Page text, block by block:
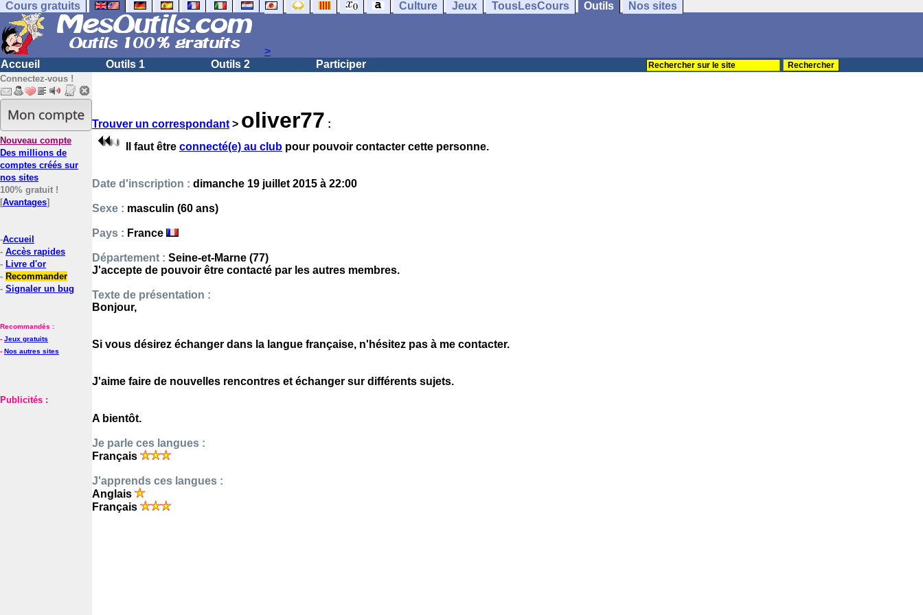
Cours gratuits Culture Jeux TousLesCours Outils Nos sites
>
Accueil
Outils 1 Outils 2 Participer
Connectez-vous !
Nouveau compte
Des millions de
comptes créés sur
nos sites
100% gratuit !
[Avantages]
-Accueil
- Accès rapides
- Livre d'or
- Recommander
- Signaler un bug
Recommandés :
- Jeux gratuits
- Nos autres sites
Publicités :
Trouver un correspondant > oliver77 :
Il faut être connecté(e) au club pour pouvoir contacter cette personne.
Date d'inscription : dimanche 19 juillet 2015 à 22:00
Sexe : masculin (60 ans)
Pays : France
Département : Seine-et-Marne (77)
J'accepte de pouvoir être contacté par les autres membres.
Texte de présentation :
Bonjour,
Si vous désirez échanger dans la langue française, n'hésitez pas à me contacter.
J'aime faire de nouvelles rencontres et échanger sur différents sujets.
A bientôt.
Je parle ces langues :
Français
J'apprends ces langues :
Anglais
Français